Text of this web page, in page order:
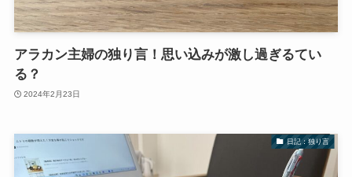
アラカン主婦の独り言！思い込みが激し過ぎるてい
る？
2024年2月23日
日記：独り言